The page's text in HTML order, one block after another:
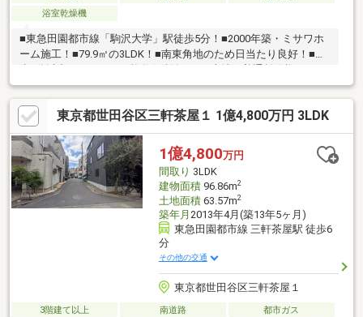
浴室乾燥機
■東急田園都市線「駒沢大学」駅徒歩5分！■2000年築・ミサワホ
ーム施工！■79.9㎡の3LDK！■南東角地のため日当たり良好！■徒
歩5分以内にスーパーが複数個所有り！※土地は普通賃借権で
す。 地代25300円/月・駒沢小学校・・・徒歩12分・駒沢中学
校・・・徒歩17分・オオゼキ野沢店・・・徒歩2分・まいばすけ
っと野沢2丁目店・・・徒歩4分・都立駒沢オリンピック公
園・・・徒歩19分
東京都世田谷区三軒茶屋１ 1億4,800万円 3LDK
1億4,800万円
間取り 3LDK
建物面積96.86m2
土地面積63.57m2
築年月 2013年4月(築13年5ヶ月)
東急田園都市線 三軒茶屋駅 徒歩6
分
その他の交通
東京都世田谷区三軒茶屋１
3階建て以上 南道路
都市ガス